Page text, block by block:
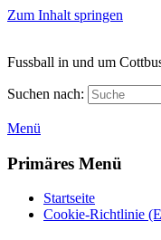
Zum Inhalt springen
Fussball in und um
Suchen nach:
Menü
Primäres Menü
Startseite
Cookie-Richtlinie